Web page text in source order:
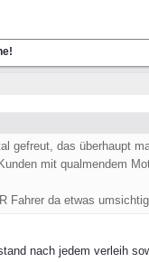
gefreut, das überhaupt
mit qualmendem
Fahrer da etwas
nach jedem verleih